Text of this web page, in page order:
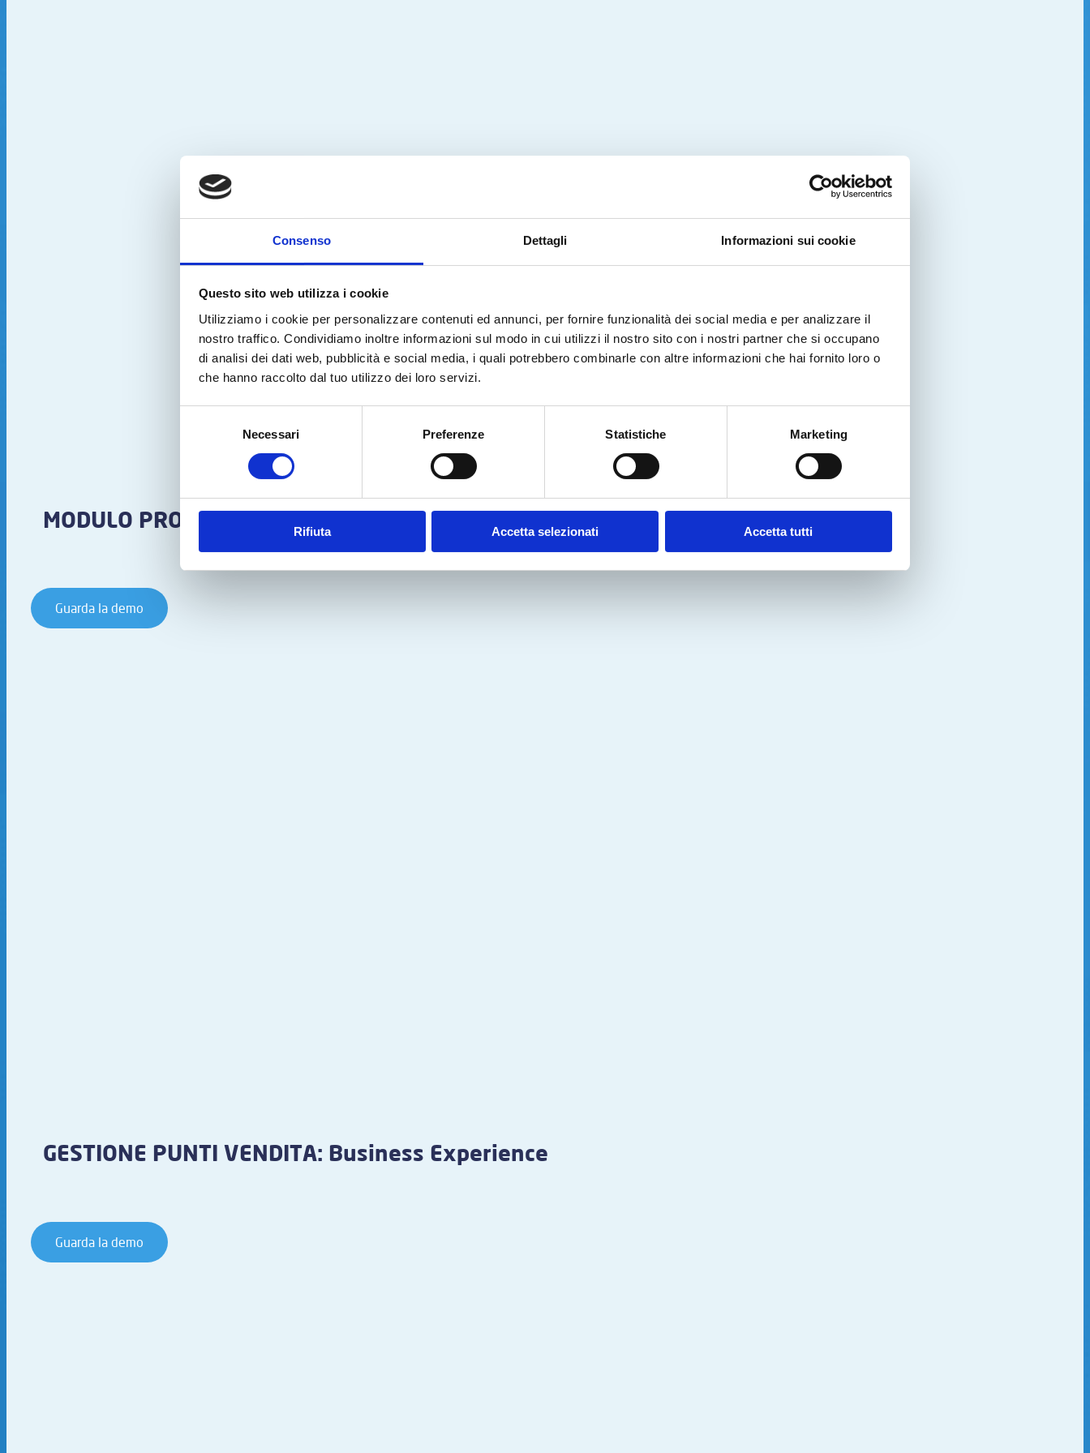
Consenso Dettagli Informazioni sui cookie
Questo sito web utilizza i cookie
Utilizziamo i cookie per personalizzare contenuti ed annunci, per fornire funzionalità dei social media e per analizzare il
nostro traffico. Condividiamo inoltre informazioni sul modo in cui utilizzi il nostro sito con i nostri partner che si occupano
di analisi dei dati web, pubblicità e social media, i quali potrebbero combinarle con altre informazioni che hai fornito loro o
che hanno raccolto dal tuo utilizzo dei loro servizi.
Necessari Preferenze Statistiche Marketing
Rifiuta Accetta selezionati Accetta tutti
MODULO PRODUZIONE: Business Experience
Guarda la demo
GESTIONE PUNTI VENDITA: Business Experience
Guarda la demo